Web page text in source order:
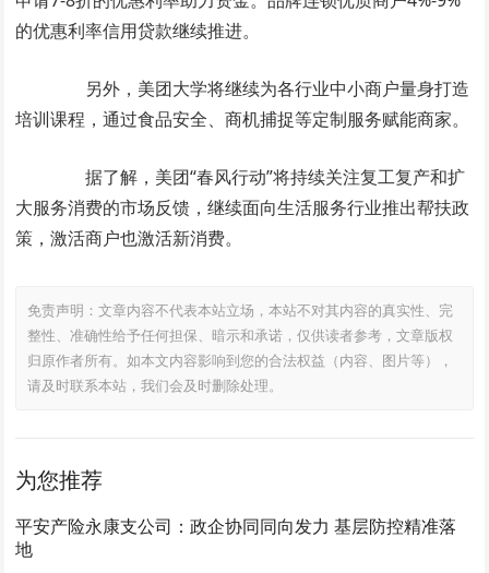
的优惠利率信用贷款继续推进。
另外，美团大学将继续为各行业中小商户量身打造
培训课程，通过食品安全、商机捕捉等定制服务赋能商家。
据了解，美团“春风行动”将持续关注复工复产和扩
大服务消费的市场反馈，继续面向生活服务行业推出帮扶政
策，激活商户也激活新消费。
免责声明：文章内容不代表本站立场，本站不对其内容的真实性、完
整性、准确性给予任何担保、暗示和承诺，仅供读者参考，文章版权
归原作者所有。如本文内容影响到您的合法权益（内容、图片等），
请及时联系本站，我们会及时删除处理。
为您推荐
平安产险永康支公司：政企协同同向发力 基层防控精准落
地